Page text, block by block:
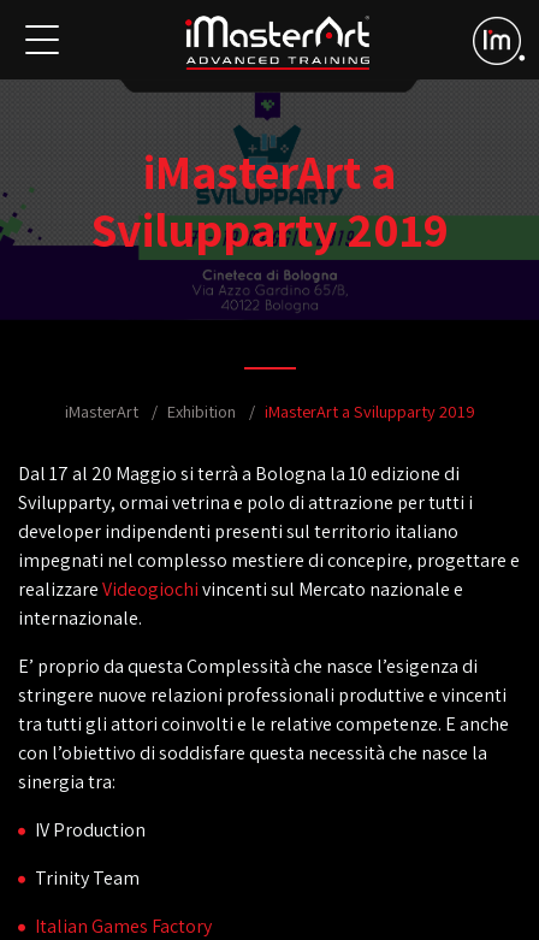
iMasterArt a
Svilupparty 2019
iMasterArt Exhibition iMasterArt a Svilupparty 2019
Dal 17 al 20 Maggio si terrà a Bologna la 10 edizione di
Svilupparty, ormai vetrina e polo di attrazione per tutti i
developer indipendenti presenti sul territorio italiano
impegnati nel complesso mestiere di concepire, progettare e
realizzareVideogiochivincenti sul Mercato nazionale e
internazionale.
E’ proprio da questa Complessità che nasce l’esigenza di
stringere nuove relazioni professionali produttive e vincenti
tra tutti gli attori coinvolti e le relative competenze. E anche
con l’obiettivo di soddisfare questa necessità che nasce la
sinergia tra:
IV Production
Trinity Team
Italian Games Factory